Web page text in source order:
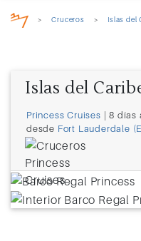
> Cruceros > Islas del
Islas del
Princess Cruises | 8 días
desde Fort Lauderdale